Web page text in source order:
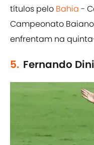
títulos pelo Bahia -
Campeonato
enfrentam na
5. Fernando